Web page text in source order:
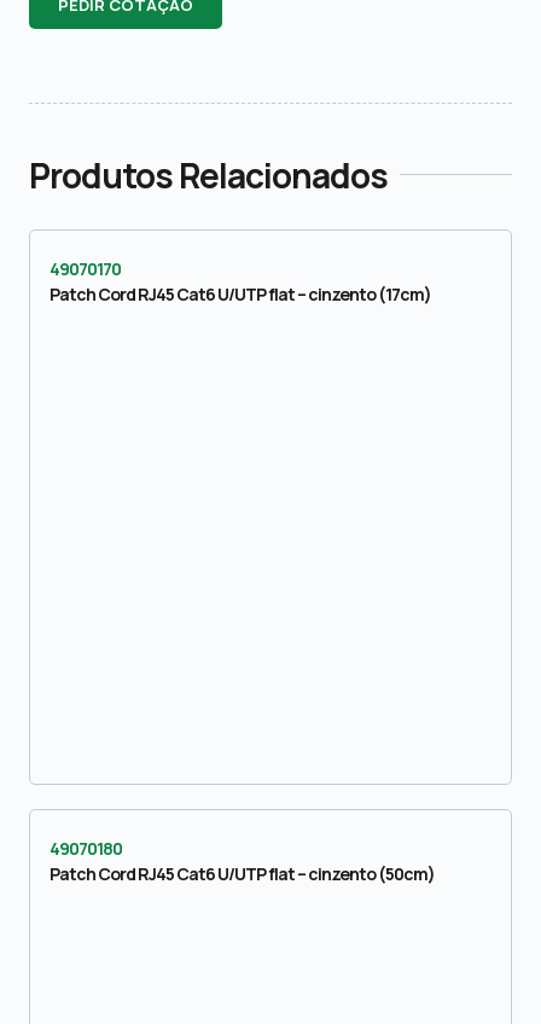
PEDIR COTAÇÃO
Produtos Relacionados
49070170
Patch Cord RJ45 Cat6 U/UTP flat – cinzento (17cm)
49070180
Patch Cord RJ45 Cat6 U/UTP flat – cinzento (50cm)